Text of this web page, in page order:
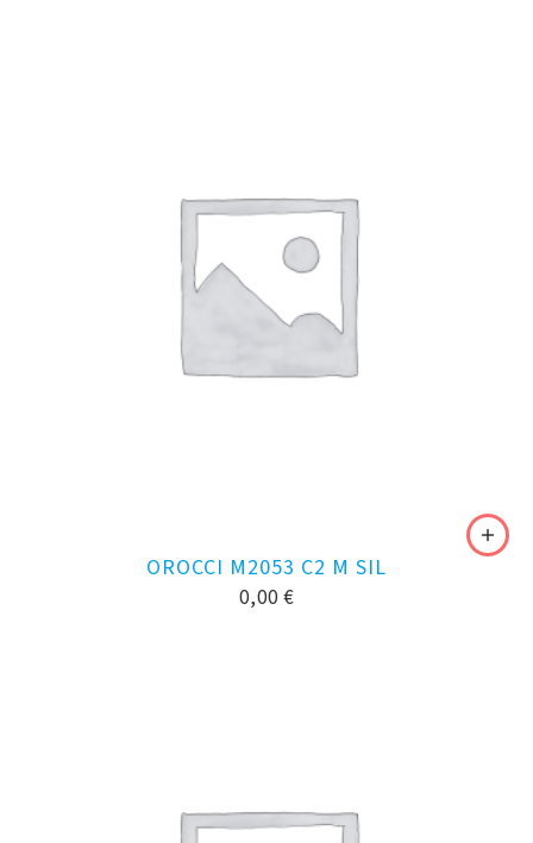
OROCCI M2053 C2 M SIL
0,00 €